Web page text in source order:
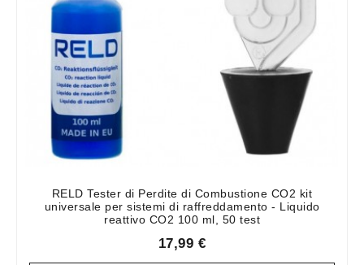
RELD Tester di Perdite di Combustione CO2 kit
universale per sistemi di raffreddamento - Liquido
reattivo CO2 100 ml, 50 test
17,99 €